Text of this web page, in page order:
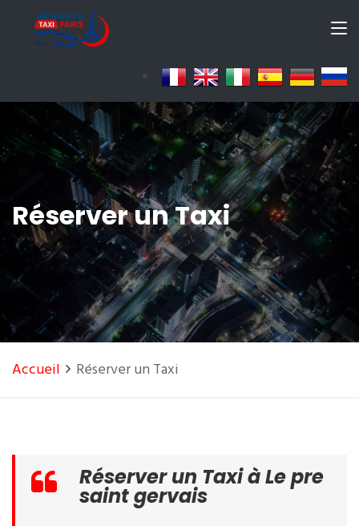
Réserver un Taxi
Accueil Réserver un Taxi
Réserver un Taxi à Le pre
saint gervais